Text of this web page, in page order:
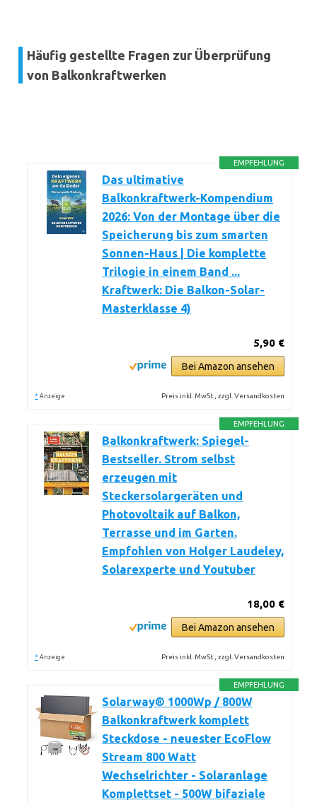
Häufig gestellte Fragen zur Überprüfung
von Balkonkraftwerken
EMPFEHLUNG
Das ultimative
Balkonkraftwerk-Kompendium
2026: Von der Montage über die
Speicherung bis zum smarten
Sonnen-Haus | Die komplette
Trilogie in einem Band ...
Kraftwerk: Die Balkon-Solar-
Masterklasse 4)
5,90 €
Bei Amazon ansehen
* Anzeige Preis inkl. MwSt., zzgl. Versandkosten
EMPFEHLUNG
Balkonkraftwerk: Spiegel-
Bestseller. Strom selbst
erzeugen mit
Steckersolargeräten und
Photovoltaik auf Balkon,
Terrasse und im Garten.
Empfohlen von Holger Laudeley,
Solarexperte und Youtuber
18,00 €
Bei Amazon ansehen
* Anzeige Preis inkl. MwSt., zzgl. Versandkosten
EMPFEHLUNG
Solarway® 1000Wp / 800W
Balkonkraftwerk komplett
Steckdose - neuester EcoFlow
Stream 800 Watt
Wechselrichter - Solaranlage
Komplettset - 500W bifaziale